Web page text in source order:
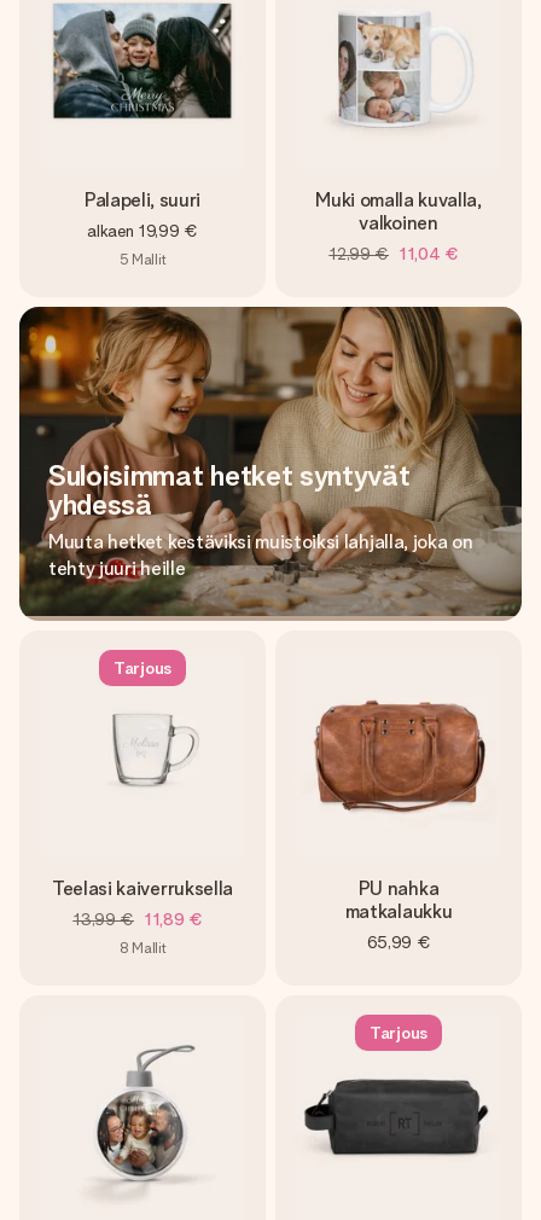
Palapeli, suuri
alkaen 19,99 €
5 Mallit
Muki omalla kuvalla,
valkoinen
12,99 € 11,04 €
Suloisimmat hetket syntyvät
yhdessä
Muuta hetket kestäviksi muistoiksi lahjalla, joka on
tehty juuri heille
Tarjous
Teelasi kaiverruksella
13,99 € 11,89 €
8 Mallit
PU nahka
matkalaukku
65,99 €
Tarjous